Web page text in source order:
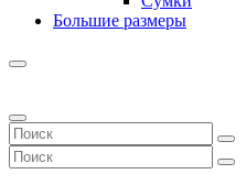
Большие размеры